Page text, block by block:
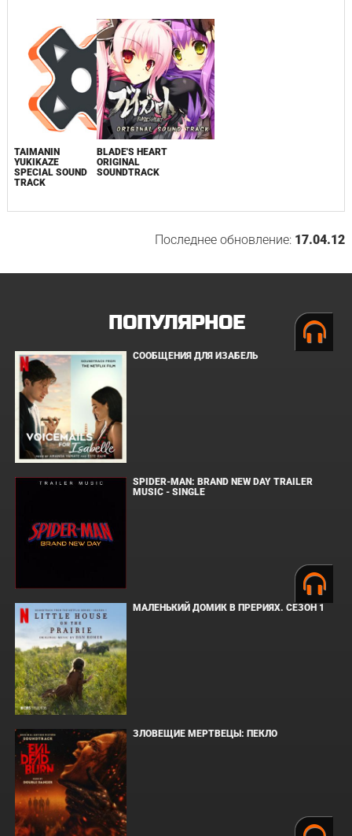
TAIMANIN
YUKIKAZE
SPECIAL SOUND
TRACK
BLADE'S HEART
ORIGINAL
SOUNDTRACK
Последнее обновление: 17.04.12
ПОПУЛЯРНОЕ
СООБЩЕНИЯ ДЛЯ ИЗАБЕЛЬ
SPIDER-MAN: BRAND NEW DAY TRAILER
MUSIC - SINGLE
МАЛЕНЬКИЙ ДОМИК В ПРЕРИЯХ. СЕЗОН 1
ЗЛОВЕЩИЕ МЕРТВЕЦЫ: ПЕКЛО